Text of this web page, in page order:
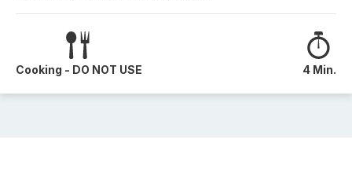
Cooking - DO NOT USE 4 Min.